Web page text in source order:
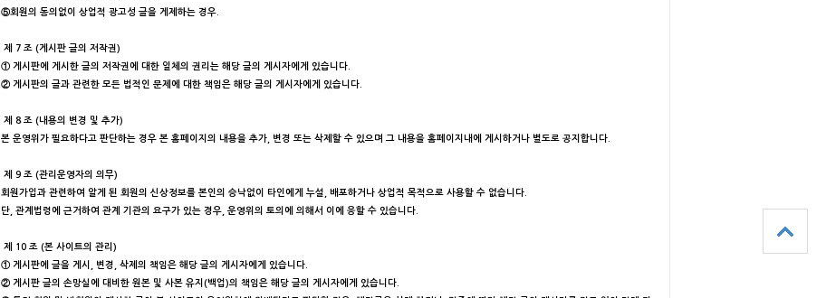
⑤회원의 동의없이 상업적 광고성 글을 게제하는 경우.
제 7 조 (게시판 글의 저작권)
① 게시판에 게시한 글의 저작권에 대한 일체의 권리는 해당 글의 게시자에게 있습니다.
② 게시판의 글과 관련한 모든 법적인 문제에 대한 책임은 해당 글의 게시자에게 있습니다.
제 8 조 (내용의 변경 및 추가)
본 운영위가 필요하다고 판단하는 경우 본 홈페이지의 내용을 추가, 변경 또는 삭제할 수 있으며 그 내용을 홈페이지내에 게시하거나 별도로 공지합니다.
제 9 조 (관리운영자의 의무)
회원가입과 관련하여 알게 된 회원의 신상정보를 본인의 승낙없이 타인에게 누설, 배포하거나 상업적 목적으로 사용할 수 없습니다.
단, 관계법령에 근거하여 관계 기관의 요구가 있는 경우, 운영위의 토의에 의해서 이에 응할 수 있습니다.
제 10 조 (본 사이트의 관리)
① 게시판에 글을 게시, 변경, 삭제의 책임은 해당 글의 게시자에게 있습니다.
② 게시판 글의 손망실에 대비한 원본 및 사본 유지(백업)의 책임은 해당 글의 게시자에게 있습니다.